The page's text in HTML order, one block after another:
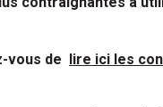
vous de lire ici les